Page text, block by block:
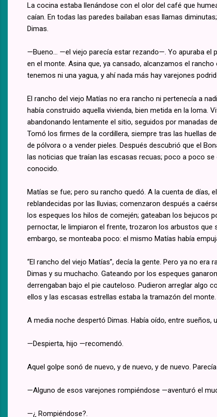
La cocina estaba llenándose con el olor del café que
caían. En todas las paredes bailaban esas llamas
Dimas.
—Bueno... —el viejo parecía estar rezando—. Yo apuraba
en el monte. Asina que, ya cansado, alcanzamos el
tenemos ni una yagua, y ahí nada más hay varejones
El rancho del viejo Matías no era rancho ni pertenecía a
había construido aquella vivienda, bien metida en la loma.
abandonando lentamente el sitio, seguidos por manadas
Tomó los firmes de la cordillera, siempre tras las huellas
de pólvora o a vender pieles. Después descubrió que el
las noticias que traían las escasas recuas; poco a poco
conocido.
Matías se fue; pero su rancho quedó. A la cuenta de días,
reblandecidas por las lluvias; comenzaron después a
los espeques los hilos de comején; gateaban los bejucos
pernoctar, le limpiaron el frente, trozaron los arbustos que
embargo, se monteaba poco: el mismo Matías había
“El rancho del viejo Matías”, decía la gente. Pero ya no
Dimas y su muchacho. Gateando por los espeques
derrengaban bajo el pie cauteloso. Pudieron arreglar algo
ellos y las escasas estrellas estaba la tramazón del monte.
A media noche despertó Dimas. Había oído, entre
—Despierta, hijo —recomendó.
Aquel golpe sonó de nuevo, y de nuevo, y de nuevo.
—Alguno de esos varejones rompiéndose —aventuró el
—¿ Rompiéndose?.